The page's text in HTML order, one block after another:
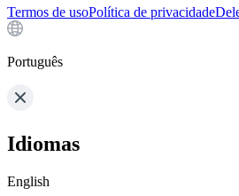
Termos de usoPolítica de privacidade
Português
Idiomas
English